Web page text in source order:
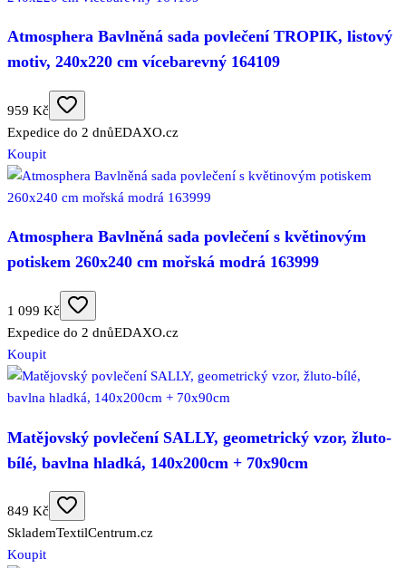
Atmosphera Bavlněná sada povlečení TROPIK, listový
motiv, 240x220 cm vícebarevný 164109
959 Kč
Expedice do 2 dnůEDAXO.cz
Koupit
Atmosphera Bavlněná sada povlečení s květinovým
potiskem 260x240 cm mořská modrá 163999
1 099 Kč
Expedice do 2 dnůEDAXO.cz
Koupit
Matějovský povlečení SALLY, geometrický vzor, žluto-
bílé, bavlna hladká, 140x200cm + 70x90cm
849 Kč
SklademTextilCentrum.cz
Koupit